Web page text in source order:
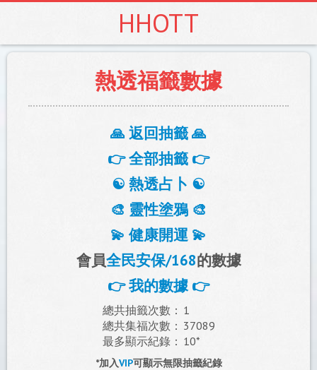
HHOTT
熱透福籤數據
🙏 返回抽籤 🙏
👉 全部抽籤 👉
☯️ 熱透占卜 ☯️
🎨 靈性塗鴉 🎨
💫 健康開運 💫
會員全民安保/168的數據
👉 我的數據 👉
總共抽籤次數： 1
總共集福次數： 37089
最多顯示紀錄： 10*
*加入VIP可顯示無限抽籤紀錄